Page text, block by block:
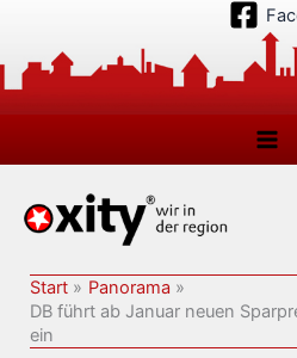
springen
Start
Panorama
DB führt ab Januar neuen
ein